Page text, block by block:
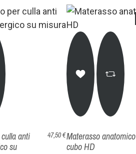
anti
su
47,50 €Materasso anatomico
cubo HD